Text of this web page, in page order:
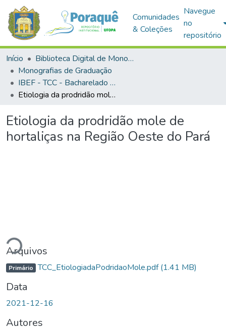
Comunidades
& Coleções
Navegue
no
repositório
Início
Biblioteca Digital de Monografias (BDM)
Monografias de Graduação
IBEF - TCC - Bacharelado em Agronomia
Etiologia da prodridão mole de hortaliças na Região Oeste do Pará
Etiologia da prodridão mole de
hortaliças na Região Oeste do Pará
Carregando...
Arquivos
Primário TCC_EtiologiadaPodridaoMole.pdf(1.41 MB)
Data
2021-12-16
Autores